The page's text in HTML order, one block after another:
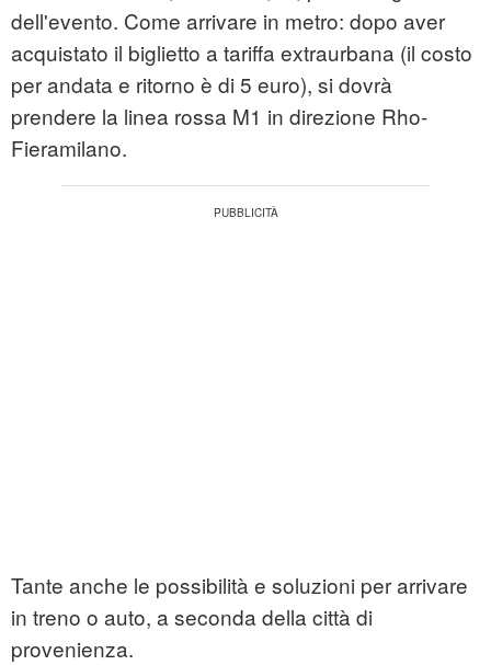
dell'evento. Come arrivare in metro: dopo aver
acquistato il biglietto a tariffa extraurbana (il costo
per andata e ritorno è di 5 euro), si dovrà
prendere la linea rossa M1 in direzione Rho-
Fieramilano.
Tante anche le possibilità e soluzioni per arrivare
in treno o auto, a seconda della città di
provenienza.